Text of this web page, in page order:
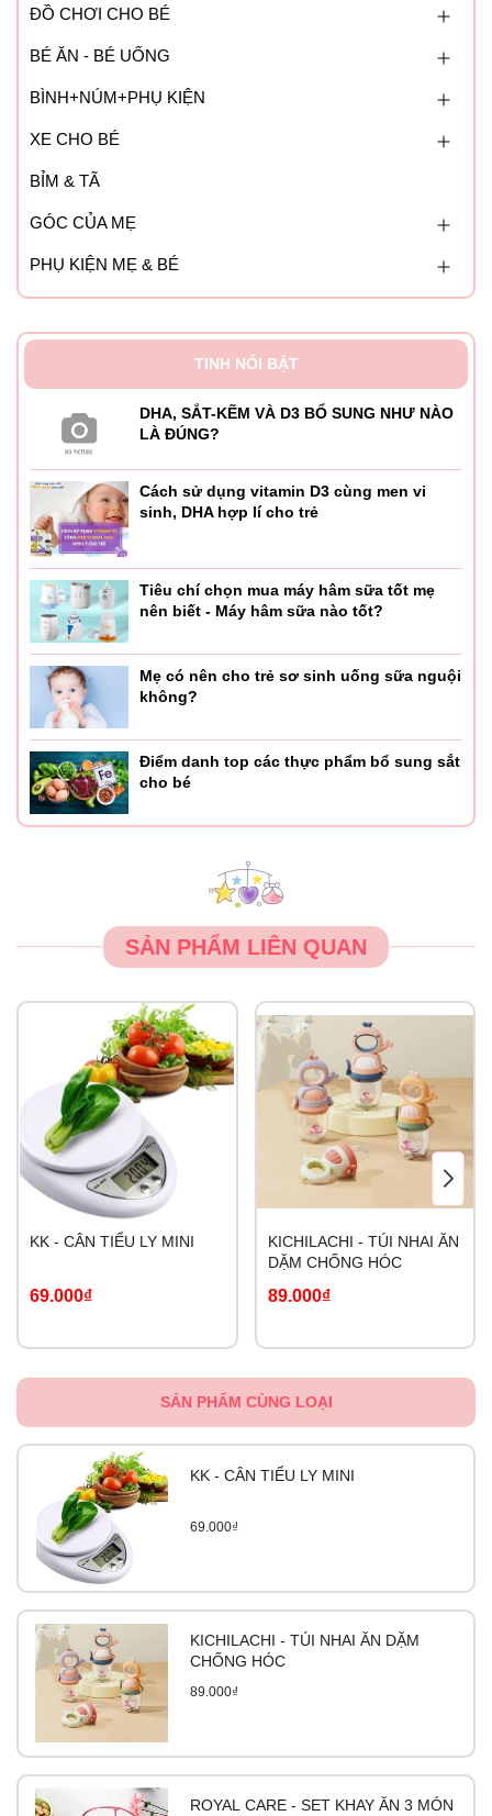
ĐỒ CHƠI CHO BÉ
BÉ ĂN - BÉ UỐNG
BÌNH+NÚM+PHỤ KIỆN
XE CHO BÉ
BỈM & TÃ
GÓC CỦA MẸ
PHỤ KIỆN MẸ & BÉ
TINH NỔI BẬT
DHA, SẮT-KẼM VÀ D3 BỔ SUNG NHƯ NÀO
LÀ ĐÚNG?
Cách sử dụng vitamin D3 cùng men vi
sinh, DHA hợp lí cho trẻ
Tiêu chí chọn mua máy hâm sữa tốt mẹ
nên biết - Máy hâm sữa nào tốt?
Mẹ có nên cho trẻ sơ sinh uống sữa nguội
không?
Điểm danh top các thực phẩm bổ sung sắt
cho bé
SẢN PHẨM LIÊN QUAN
KK - CÂN TIỂU LY MINI
69.000₫
KICHILACHI - TÚI NHAI ĂN
DẶM CHỐNG HÓC
89.000₫
SẢN PHẨM CÙNG LOẠI
KK - CÂN TIỂU LY MINI
69.000₫
KICHILACHI - TÚI NHAI ĂN DẶM
CHỐNG HÓC
89.000₫
ROYAL CARE - SET KHAY ĂN 3 MÓN